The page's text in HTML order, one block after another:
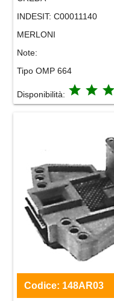
INDESIT: C00011140
MERLONI
Note:
Tipo OMP 664
Disponibilità: grade grade grade
Codice: 148AR03